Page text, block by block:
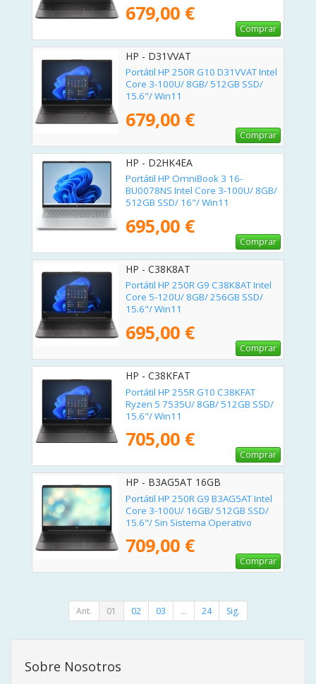
679,00 €
Comprar
HP - D31VVAT
Portátil HP 250R G10 D31VVAT Intel
Core 3-100U/ 8GB/ 512GB SSD/
15.6"/ Win11
679,00 €
Comprar
HP - D2HK4EA
Portátil HP OmniBook 3 16-
BU0078NS Intel Core 3-100U/ 8GB/
512GB SSD/ 16"/ Win11
695,00 €
Comprar
HP - C38K8AT
Portátil HP 250R G9 C38K8AT Intel
Core 5-120U/ 8GB/ 256GB SSD/
15.6"/ Win11
695,00 €
Comprar
HP - C38KFAT
Portátil HP 255R G10 C38KFAT
Ryzen 5 7535U/ 8GB/ 512GB SSD/
15.6"/ Win11
705,00 €
Comprar
HP - B3AG5AT 16GB
Portátil HP 250R G9 B3AG5AT Intel
Core 3-100U/ 16GB/ 512GB SSD/
15.6"/ Sin Sistema Operativo
709,00 €
Comprar
Ant. 01 02 03 ... 24 Sig.
Sobre Nosotros